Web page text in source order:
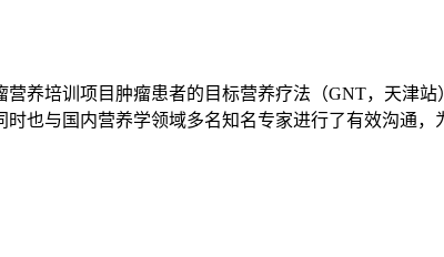
养培训项目肿瘤患者的目标营养疗法（GNT，天津
也与国内营养学领域多名知名专家进行了有效沟通，